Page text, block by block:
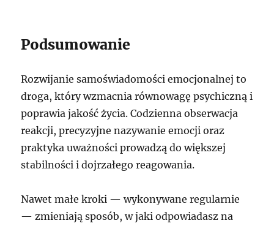
Podsumowanie
Rozwijanie samoświadomości emocjonalnej to
droga, który wzmacnia równowagę psychiczną i
poprawia jakość życia. Codzienna obserwacja
reakcji, precyzyjne nazywanie emocji oraz
praktyka uważności prowadzą do większej
stabilności i dojrzałego reagowania.
Nawet małe kroki — wykonywane regularnie
— zmieniają sposób, w jaki odpowiadasz na